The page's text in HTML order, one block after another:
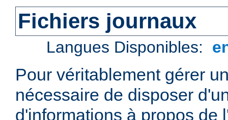
Fichiers journaux
Langues Disponibles:
Pour véritablement gérer
nécessaire de disposer
d'informations à propos de